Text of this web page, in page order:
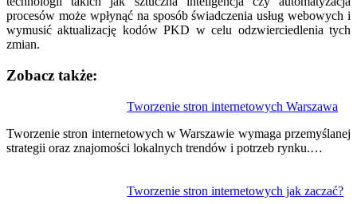
procesów może wpłynąć na sposób świadczenia usług webowych i
wymusić aktualizację kodów PKD w celu odzwierciedlenia tych
zmian.
Zobacz także:
Tworzenie stron internetowych Warszawa
Tworzenie stron internetowych w Warszawie wymaga przemyślanej
strategii oraz znajomości lokalnych trendów i potrzeb rynku.…
Tworzenie stron internetowych jak zaczać?
wpisu